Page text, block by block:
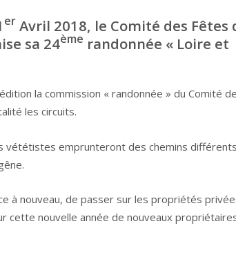
erAvril 2018, le Comité des Fêtes
sa 24ème randonnée « Loire et
la commission « randonnée » du Comité
les circuits.
vététistes emprunteront des chemins
à nouveau, de passer sur les propriétés
cette nouvelle année de nouveaux